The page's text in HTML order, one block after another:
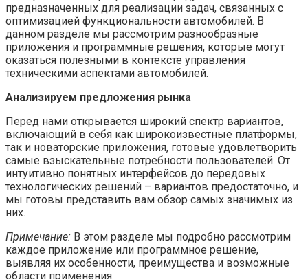
предназначенных для реализации задач, связанных с
оптимизацией функциональности автомобилей. В
данном разделе мы рассмотрим разнообразные
приложения и программные решения, которые могут
оказаться полезными в контексте управления
техническими аспектами автомобилей.
Анализируем предложения рынка
Перед нами открывается широкий спектр вариантов,
включающий в себя как широкоизвестные платформы,
так и новаторские приложения, готовые удовлетворить
самые взыскательные потребности пользователей. От
интуитивно понятных интерфейсов до передовых
технологических решений – вариантов предостаточно, и
мы готовы представить вам обзор самых значимых из
них.
Примечание: В этом разделе мы подробно рассмотрим
каждое приложение или программное решение,
выявляя их особенности, преимущества и возможные
области применения.